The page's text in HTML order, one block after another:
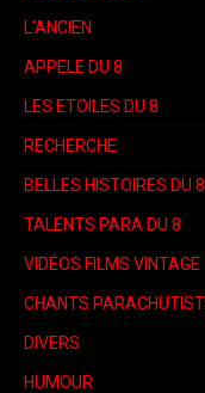
L'ANCIEN
APPELE DU 8
LES ETOILES DU 8
RECHERCHE
BELLES HISTOIRES DU 8
TALENTS PARA DU 8
VIDÉOS FILMS VINTAGE
CHANTS
DIVERS
HUMOUR